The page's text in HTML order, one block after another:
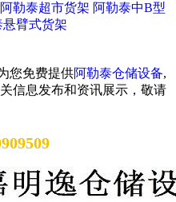
阿勒泰超市货架 阿勒泰中B型
悬臂式货架
您免费提供阿勒泰仓储设备,
信息发布和资讯展示，敬请